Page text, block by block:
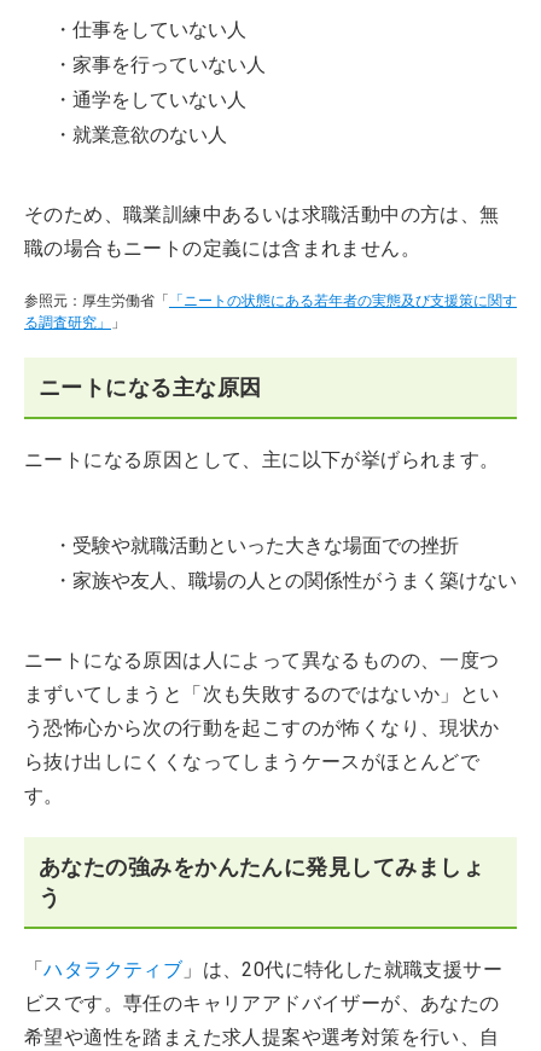
・仕事をしていない人
・家事を行っていない人
・通学をしていない人
・就業意欲のない人
そのため、職業訓練中あるいは求職活動中の方は、無
職の場合もニートの定義には含まれません。
参照元：厚生労働省「
「ニートの状態にある若年者の実態及び支援策に関す
る調査研究」
」
ニートになる主な原因
ニートになる原因として、主に以下が挙げられます。
・受験や就職活動といった大きな場面での挫折
・家族や友人、職場の人との関係性がうまく築けない
ニートになる原因は人によって異なるものの、一度つ
まずいてしまうと「次も失敗するのではないか」とい
う恐怖心から次の行動を起こすのが怖くなり、現状か
ら抜け出しにくくなってしまうケースがほとんどで
す。
あなたの強みをかんたんに発見してみましょ
う
「ハタラクティブ 」は、20代に特化した就職支援サー
ビスです。専任のキャリアアドバイザーが、あなたの
希望や適性を踏まえた求人提案や選考対策を行い、自